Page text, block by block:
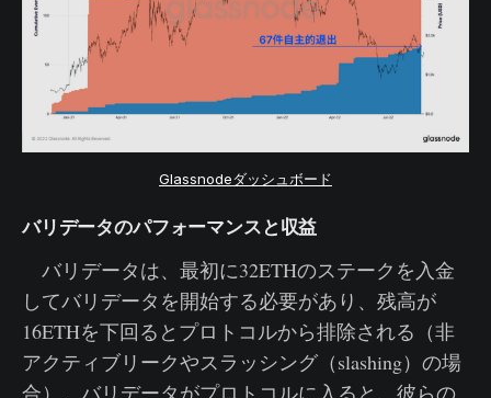
Glassnodeダッシュボード
バリデータのパフォーマンスと収益
バリデータは、最初に32ETHのステークを入金
してバリデータを開始する必要があり、残高が
16ETHを下回るとプロトコルから排除される（非
アクティブリークやスラッシング（slashing）の場